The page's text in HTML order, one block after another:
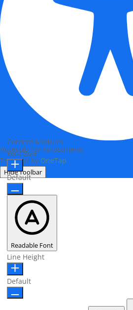
Accessibility Adjustments
Powered by OneTap
Hide Toolbar
Content Modules
Font Size
Default
Readable Font
Line Height
Default